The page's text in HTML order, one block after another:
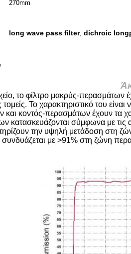
270mm
long wave pass filter, dichroic
το φίλτρο μακρύς-περασμάτων
Το χαρακτηριστικό του
κοντός-περασμάτων έχουν τα
κατασκευάζονται σύμφωνα με τις
την υψηλή μετάδοση στη
με >91% στη ζώνη